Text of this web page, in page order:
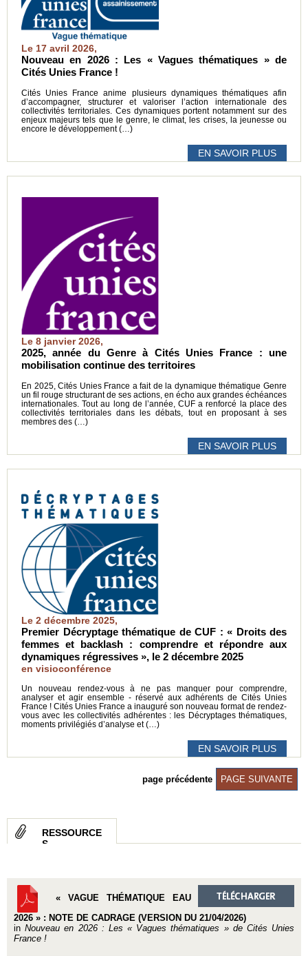
Le 17 avril 2026,
Nouveau en 2026 : Les « Vagues thématiques » de
Cités Unies France !
Cités Unies France anime plusieurs dynamiques thématiques afin
d’accompagner, structurer et valoriser l’action internationale des
collectivités territoriales. Ces dynamiques portent notamment sur des
enjeux majeurs tels que le genre, le climat, les crises, la jeunesse ou
encore le développement (…)
EN SAVOIR PLUS
Le 8 janvier 2026,
2025, année du Genre à Cités Unies France : une
mobilisation continue des territoires
En 2025, Cités Unies France a fait de la dynamique thématique Genre
un fil rouge structurant de ses actions, en écho aux grandes échéances
internationales. Tout au long de l’année, CUF a renforcé la place des
collectivités territoriales dans les débats, tout en proposant à ses
membres des (…)
EN SAVOIR PLUS
Le 2 décembre 2025,
Premier Décryptage thématique de CUF : « Droits des
femmes et backlash : comprendre et répondre aux
dynamiques régressives », le 2 décembre 2025
en visioconférence
Un nouveau rendez-vous à ne pas manquer pour comprendre,
analyser et agir ensemble - réservé aux adhérents de Cités Unies
France ! Cités Unies France a inauguré son nouveau format de rendez-
vous avec les collectivités adhérentes : les Décryptages thématiques,
moments privilégiés d’analyse et (…)
EN SAVOIR PLUS
page précédente PAGE SUIVANTE
RESSOURCE
S
« VAGUE THÉMATIQUE EAU
2026 » : NOTE DE CADRAGE (VERSION DU 21/04/2026)
inNouveau en 2026 : Les « Vagues thématiques » de Cités Unies
France !